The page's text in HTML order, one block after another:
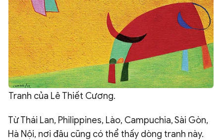
Tranh của Lê Thiết Cương.
Từ Thái Lan, Philippines, Lào, Campuchia, Sài Gòn,
Hà Nội, nơi đâu cũng có thể thấy dòng tranh này.